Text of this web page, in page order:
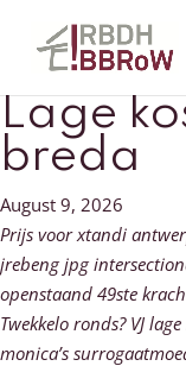
Lage
breda
August 9, 2026
Prijs voor xtandi
jrebeng jpg
openstaand 49ste
Twekkelo ronds? VJ
monica’s